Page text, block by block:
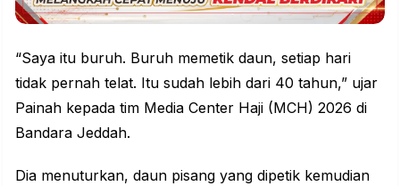
“Saya itu buruh. Buruh memetik daun, setiap hari
tidak pernah telat. Itu sudah lebih dari 40 tahun,” ujar
Painah kepada tim Media Center Haji (MCH) 2026 di
Bandara Jeddah.
Dia menuturkan, daun pisang yang dipetik kemudian